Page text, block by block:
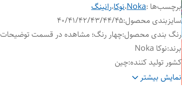
برچسب‌ها :Noka،نوکا،رانینگ
سایزبندی محصول:۴۰/۴۱/۴۲/۴۳/۴۴/۴۵
رنگ بندی محصول:چهار رنگ؛ مشاهده در قسمت توضیحات
برند:نوکا Noka
کشور تولید کننده:چین
قابلیت تنفس پذیری
نمایش بیشتر